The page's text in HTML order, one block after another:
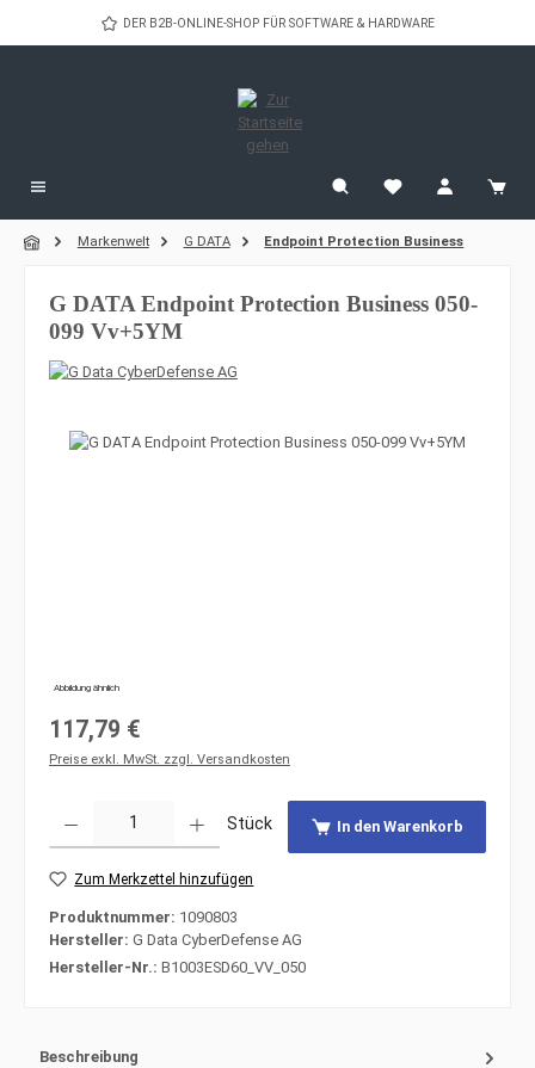
Zum Hauptinhalt springenDER B2B-ONLINE-SHOP FÜR SOFTWARE & HARDWARE
Markenwelt G DATA Endpoint Protection Business
G DATA Endpoint Protection Business 050-
099 Vv+5YM
Bildergalerie überspringen
Abbildung ähnlich
Regulärer Preis:
117,79 €
Preise exkl. MwSt. zzgl. Versandkosten
Stück In den Warenkorb
Zum Merkzettel hinzufügen
Produktnummer: 1090803
Hersteller: G Data CyberDefense AG
Hersteller-Nr.: B1003ESD60_VV_050
Beschreibung